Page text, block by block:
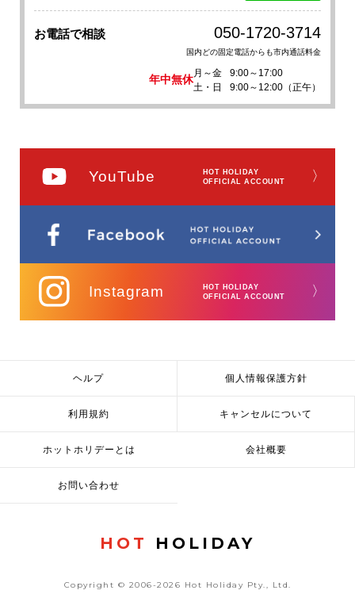
お電話で相談 050-1720-3714
国内どの固定電話からも市内通話料金
年中無休
月～金
9:00～17:00
土・日
9:00～12:00（正午）
YouTube
HOT HOLIDAY
OFFICIAL ACCOUNT
〉
Instagram
HOT HOLIDAY
OFFICIAL ACCOUNT
〉
ヘルプ 個人情報保護方針
利用規約 キャンセルについて
ホットホリデーとは 会社概要
お問い合わせ
HOT HOLIDAY
Copyright © 2006-2026 Hot Holiday Pty., Ltd.